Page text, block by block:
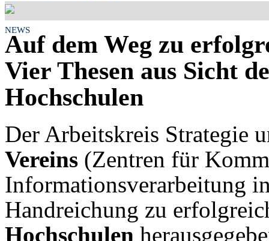
NEWS
Auf dem Weg zu
Vier Thesen aus Sicht
Hochschulen
Der Arbeitskreis Strategie
Vereins (Zentren für
Informationsverarbeitung
Handreichung zu
Hochschulen